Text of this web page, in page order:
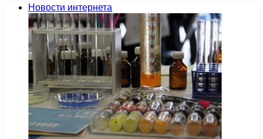
Новости интернета